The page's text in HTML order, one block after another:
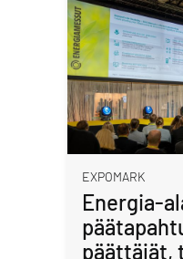
EXPOMARK
Energia-
päättäjät,